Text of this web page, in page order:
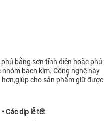
bằng sơn tĩnh điện hoặc phủ
bạch kim. Công nghệ này
cho sản phẩm giữ được
Các dịp lễ tết